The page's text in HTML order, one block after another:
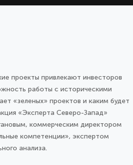
проекты привлекают инвесторов
работы с историческими
«зеленых» проектов и каким будет
«Эксперта Северо-Запад»
коммерческим директором
компетенции», экспертом
анализа.